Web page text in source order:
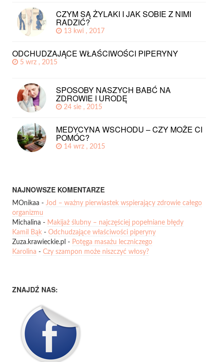
CZYM SĄ ŻYLAKI I JAK SOBIE Z NIMI
RADZIĆ?
13 kwi , 2017
ODCHUDZAJĄCE WŁAŚCIWOŚCI PIPERYNY
5 wrz , 2015
SPOSOBY NASZYCH BABĆ NA
ZDROWIE I URODĘ
24 sie , 2015
MEDYCYNA WSCHODU – CZY MOŻE CI
POMÓC?
14 wrz , 2015
NAJNOWSZE KOMENTARZE
MOnikaa - Jod – ważny pierwiastek wspierający zdrowie całego
organizmu
Michalina - Makijaż ślubny – najczęściej popełniane błędy
Kamil Bąk - Odchudzające właściwości piperyny
Zuza.krawieckie.pl - Potęga masażu leczniczego
Karolina - Czy szampon może niszczyć włosy?
ZNAJDŹ NAS: